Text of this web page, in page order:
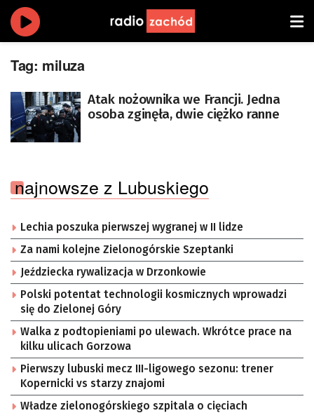
Tag: miluza
Atak nożownika we Francji. Jedna
osoba zginęła, dwie ciężko ranne
najnowsze z Lubuskiego
Lechia poszuka pierwszej wygranej w II lidze
Za nami kolejne Zielonogórskie Szeptanki
Jeździecka rywalizacja w Drzonkowie
Polski potentat technologii kosmicznych wprowadzi
się do Zielonej Góry
Walka z podtopieniami po ulewach. Wkrótce prace na
kilku ulicach Gorzowa
Pierwszy lubuski mecz III-ligowego sezonu: trener
Kopernicki vs starzy znajomi
Władze zielonogórskiego szpitala o cięciach